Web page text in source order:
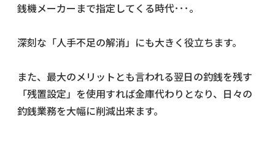
銭機メーカーまで指定してくる時代･･･。
深刻な「人手不足の解消」にも大きく役立ちます。
また、最大のメリットとも言われる翌日の釣銭を残す
「残置設定」を使用すれば金庫代わりとなり、日々の
釣銭業務を大幅に削減出来ます。